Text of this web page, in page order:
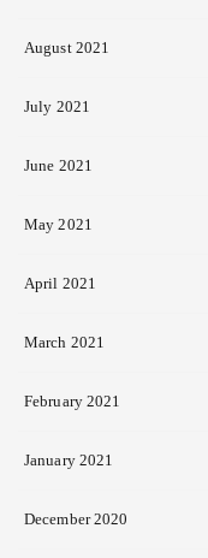
August 2021
July 2021
June 2021
May 2021
April 2021
March 2021
February 2021
January 2021
December 2020